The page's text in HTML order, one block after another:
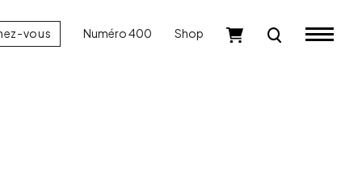
vous Numéro 400 Shop